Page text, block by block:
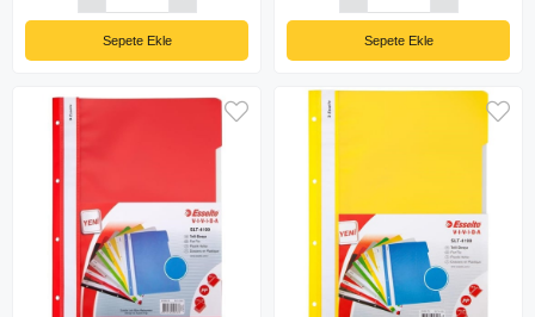
Sepete Ekle Sepete Ekle